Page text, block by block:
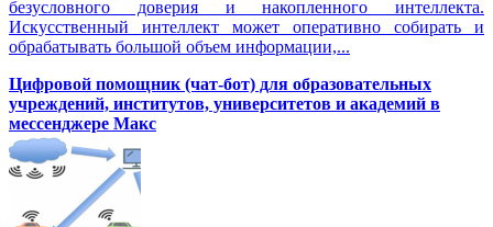
безусловного доверия и накопленного интеллекта.
Искусственный интеллект может оперативно собирать и
обрабатывать большой объем информации,...
Цифровой помощник (чат-бот) для образовательных
учреждений, институтов, университетов и академий в
мессенджере Макс